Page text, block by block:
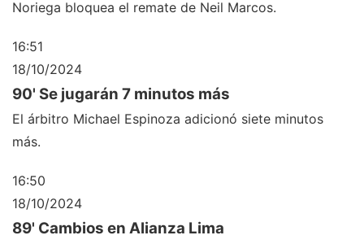
Noriega bloquea el remate de Neil Marcos.
16:51
18/10/2024
90' Se jugarán 7 minutos más
El árbitro Michael Espinoza adicionó siete minutos
más.
16:50
18/10/2024
89' Cambios en Alianza Lima